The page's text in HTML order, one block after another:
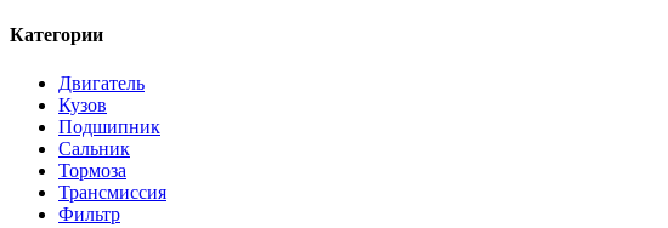
Категории
Двигатель
Кузов
Подшипник
Сальник
Тормоза
Трансмиссия
Фильтр